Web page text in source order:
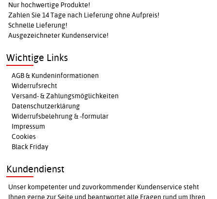
Nur hochwertige Produkte!
Zahlen Sie 14 Tage nach Lieferung ohne Aufpreis!
Schnelle Lieferung!
Ausgezeichneter Kundenservice!
Wichtige Links
AGB & Kundeninformationen
Widerrufsrecht
Versand- & Zahlungsmöglichkeiten
Datenschutzerklärung
Widerrufsbelehrung & -formular
Impressum
Cookies
Black Friday
Kundendienst
Unser kompetenter und zuvorkommender Kundenservice steht